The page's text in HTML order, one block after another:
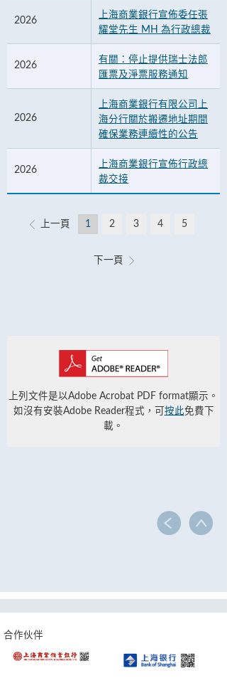
2026
上海商業銀行宣佈委任張
耀堂先生 MH 為行政總裁
2026
有關：停止提供瑞士法郎
匯票及淨票服務通知
2026
上海商業銀行有限公司上
海分行關於搬遷地址期間
確保業務連續性的公告
2026
上海商業銀行宣佈行政總
裁交接
上一頁 1 2 3 4 5
下一頁
上列文件是以Adobe Acrobat PDF format顯示。
如沒有安裝Adobe Reader程式，可 按此免費下
載。
合作伙伴